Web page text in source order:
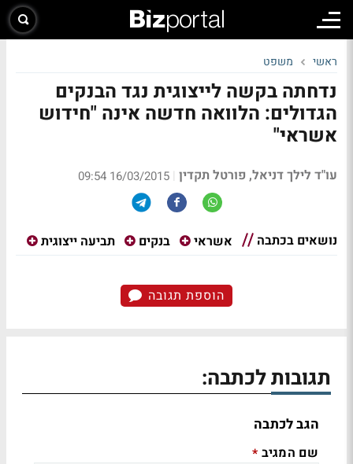
ראשי משפט
נדחתה בקשה לייצוגית נגד הבנקים
הגדולים: הלוואה חדשה אינה "חידוש
אשראי"
עו"ד לילך דניאל, פורטל תקדין |
16/03/2015 09:54
נושאים בכתבה אשראי בנקים תביעה ייצוגית
הוספת תגובה
תגובות לכתבה:
הגב לכתבה
שם המגיב *